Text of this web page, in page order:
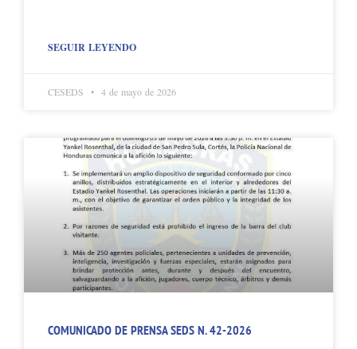
SEGUIR LEYENDO
CESEDS 4 de mayo de 2026
COMUNICADO DE PRENSA SEDS N. 42-2026